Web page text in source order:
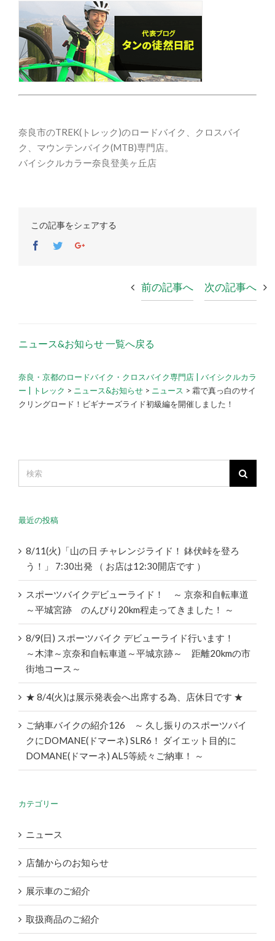
奈良市のTREK(トレック)のロードバイク、クロスバイ
ク、マウンテンバイク(MTB)専門店。
バイシクルカラー奈良登美ヶ丘店
この記事をシェアする
Facebook
TwitterGoogle+
前の記事へ 次の記事へ
ニュース&お知らせ 一覧へ戻る
奈良・京都のロードバイク・クロスバイク専門店 | バイシクルカラ
ー | トレック > ニュース&お知らせ > ニュース > 霜で真っ白のサイ
クリングロード！ビギナーズライド初級編を開催しました！
最近の投稿
8/11(火)「山の日 チャレンジライド！ 鉢伏峠を登ろ
う！」 7:30出発 （ お店は12:30開店です ）
スポーツバイクデビューライド！ ～ 京奈和自転車道
～平城宮跡 のんびり20km程走ってきました！ ～
8/9(日) スポーツバイク デビューライド行います！
～木津～京奈和自転車道～平城京跡～ 距離20kmの市
街地コース～
★ 8/4(火)は展示発表会へ出席する為、店休日です ★
ご納車バイクの紹介126 ～ 久し振りのスポーツバイ
クにDOMANE(ドマーネ) SLR6！ ダイエット目的に
DOMANE(ドマーネ) AL5等続々ご納車！ ～
カテゴリー
ニュース
店舗からのお知らせ
展示車のご紹介
取扱商品のご紹介